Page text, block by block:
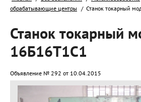
обрабатывающие центры
Станок токарный
Станок токарный
16Б16Т1С1
Объявление № 292 от 10.04.2015